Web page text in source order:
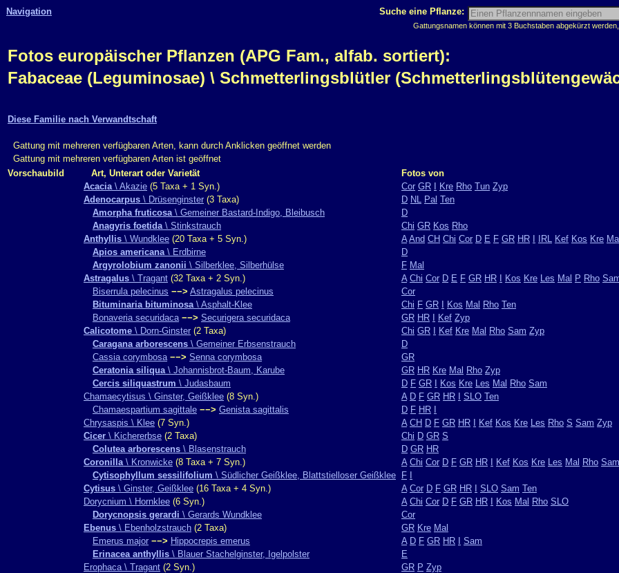
Navigation Suche eine Pflanze:
Gattungsnamen können mit 3 Buchstaben abgekürzt
Fotos europäischer Pflanzen (APG Fam., alfab. sortiert):
Fabaceae (Leguminosae) \ Schmetterlingsblütler
Diese Familie nach Verwandtschaft
Gattung mit mehreren verfügbaren Arten, kann durch Anklicken geöffnet werden
Gattung mit mehreren verfügbaren Arten ist geöffnet
Vorschaubild
Art, Unterart oder Varietät
Fotos von
Acacia\ Akazie (5 Taxa + 1 Syn.) Cor GR Kre Rho Tun Zyp
Adenocarpus \ Drüsenginster (3 Taxa) D NL Pal Ten
Amorpha fruticosa\ Gemeiner Bastard-Indigo, Bleibusch
D
Anagyris foetida\ Stinkstrauch Chi GR Kos Rho
Anthyllis \ Wundklee (20 Taxa + 5 Syn.) A And CH Chi Cor D E F GR HR IRL Kef Kos Kre
Apios americana\ Erdbirne
D
Argyrolobium zanonii \ Silberklee, Silberhülse F Mal
Astragalus \ Tragant (32 Taxa + 2 Syn.) A Chi Cor D E F GR HR Kos Kre Les Mal P Rho
Biserrula pelecinus −−> Astragalus pelecinus
Cor
Bituminaria bituminosa\ Asphalt-Klee Chi F GR Kos Mal Rho Ten
Bonaveria securidaca −−> Securigera securidaca GR HR Kef Zyp
Calicotome \ Dorn-Ginster (2 Taxa) Chi GR Kef Kre Mal Rho Sam Zyp
Caragana arborescens \ Gemeiner Erbsenstrauch
D
Cassia corymbosa −−> Senna corymbosa
GR
Ceratonia siliqua\ Johannisbrot-Baum, Karube GR HR Kre Mal Rho Zyp
Cercis siliquastrum \ Judasbaum D F GR Kos Kre Les Mal Rho Sam
Chamaecytisus \ Ginster, Geißklee (8 Syn.) A D F GR HR SLO Ten
Chamaespartium sagittale −−> Genista sagittalis D F HR
Chrysaspis \ Klee (7 Syn.) A CH D F GR HR Kef Kos Kre Les Rho S Sam Zyp
Cicer \ Kichererbse (2 Taxa) Chi D GR S
Colutea arborescens \ Blasenstrauch D GR HR
Coronilla\ Kronwicke (8 Taxa + 7 Syn.) A Chi Cor D F GR HR Kef Kos Kre Les Mal Rho Sam
Cytisophyllum sessilifolium \ Südlicher Geißklee, Blattstielloser Geißklee F
Cytisus \ Ginster, Geißklee (16 Taxa + 4 Syn.) A Cor D F GR HR SLO Sam Ten
Dorycnium \ Hornklee (6 Syn.) A Chi Cor D F GR HR Kos Mal Rho SLO
Dorycnopsis gerardi \ Gerards Wundklee
Cor
Ebenus \ Ebenholzstrauch (2 Taxa) GR Kre Mal
Emerus major −−> Hippocrepis emerus A D F GR HR
Sam
Erinacea anthyllis \ Blauer Stachelginster, Igelpolster
E
Erophaca \ Tragant (2 Syn.) GR P Zyp